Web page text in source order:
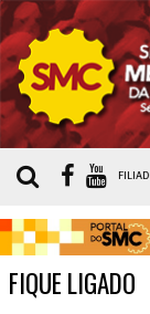
FIQUE LIGADO